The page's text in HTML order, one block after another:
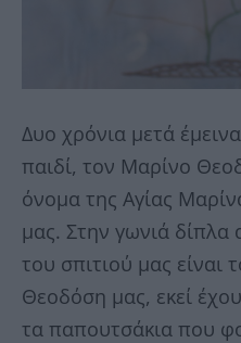
Δυο χρόνια μετά
παιδί, τον Μαρίνο
όνομα της Αγίας
μας. Στην γωνιά δίπλα
του σπιτιού μας είναι
Θεοδόση μας, εκεί
τα παπουτσάκια που